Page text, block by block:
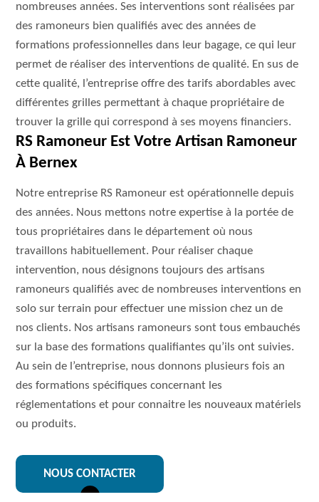
nombreuses années. Ses interventions sont réalisées par
des ramoneurs bien qualifiés avec des années de
formations professionnelles dans leur bagage, ce qui leur
permet de réaliser des interventions de qualité. En sus de
cette qualité, l’entreprise offre des tarifs abordables avec
différentes grilles permettant à chaque propriétaire de
trouver la grille qui correspond à ses moyens financiers.
RS Ramoneur Est Votre Artisan Ramoneur
À Bernex
Notre entreprise RS Ramoneur est opérationnelle depuis
des années. Nous mettons notre expertise à la portée de
tous propriétaires dans le département où nous
travaillons habituellement. Pour réaliser chaque
intervention, nous désignons toujours des artisans
ramoneurs qualifiés avec de nombreuses interventions en
solo sur terrain pour effectuer une mission chez un de
nos clients. Nos artisans ramoneurs sont tous embauchés
sur la base des formations qualifiantes qu’ils ont suivies.
Au sein de l’entreprise, nous donnons plusieurs fois an
des formations spécifiques concernant les
réglementations et pour connaitre les nouveaux matériels
ou produits.
NOUS CONTACTER